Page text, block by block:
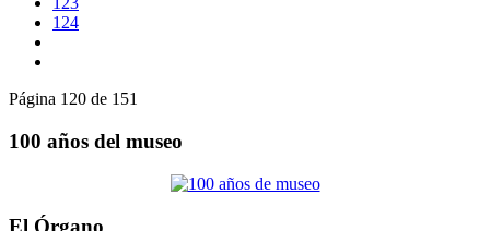
124
Página 120 de 151
100 años del museo
El Órgano